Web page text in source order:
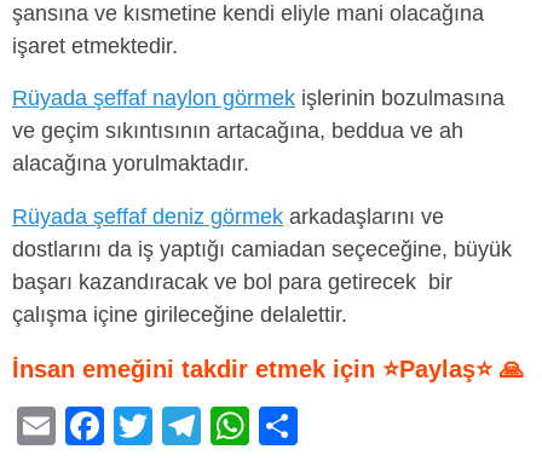
şansına ve kısmetine kendi eliyle mani olacağına
işaret etmektedir.
Rüyada şeffaf naylon görmek işlerinin bozulmasına
ve geçim sıkıntısının artacağına, beddua ve ah
alacağına yorulmaktadır.
Rüyada şeffaf deniz görmek arkadaşlarını ve
dostlarını da iş yaptığı camiadan seçeceğine, büyük
başarı kazandıracak ve bol para getirecek bir
çalışma içine girileceğine delalettir.
İnsan emeğini takdir etmek için ⭐Paylaş⭐ 🙏
E
F
T
T
W